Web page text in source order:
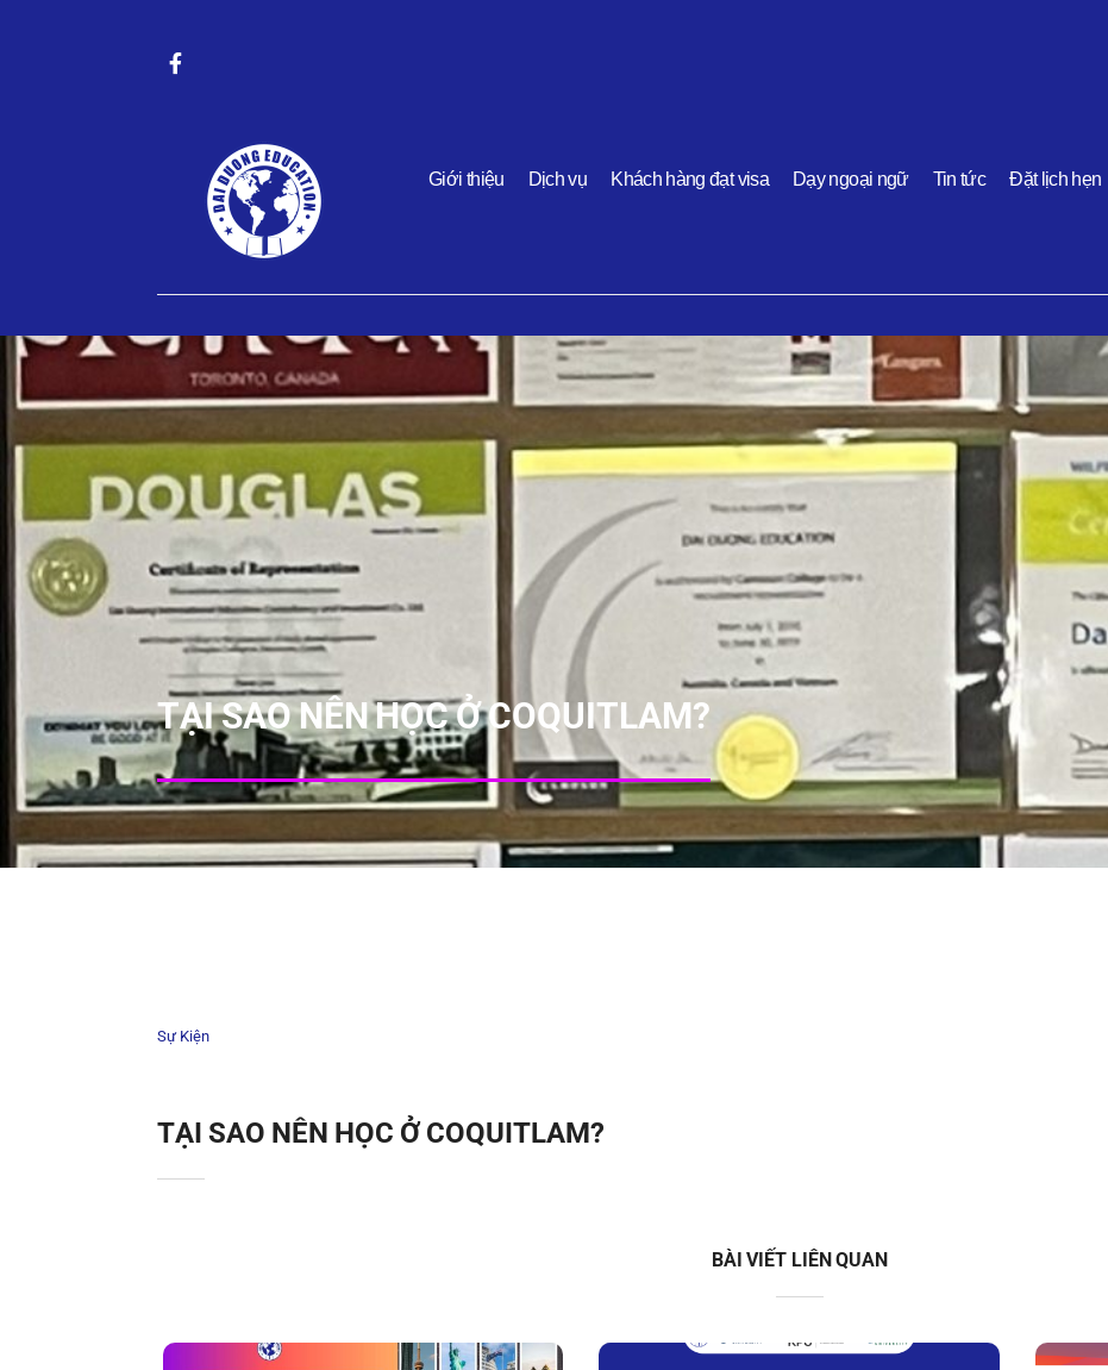
Giới thiệu Dịch vụ Khách hàng đạt visa Dạy ngoại ngữ Tin tức Đặt lịch hẹn
TẠI SAO NÊN HỌC Ở COQUITLAM?
Sự Kiện
TẠI SAO NÊN HỌC Ở COQUITLAM?
BÀI VIẾT LIÊN QUAN